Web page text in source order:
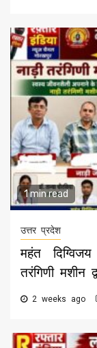
1 min read
उत्तर प्रदेश
महंत
तरंगिणी मशीन
2 weeks ago